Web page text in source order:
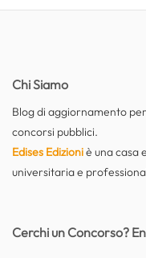
Chi Siamo
Blog di aggiornamento
concorsi pubblici.
Edises Edizioniè una casa
universitaria e
Cerchi un Concorso?